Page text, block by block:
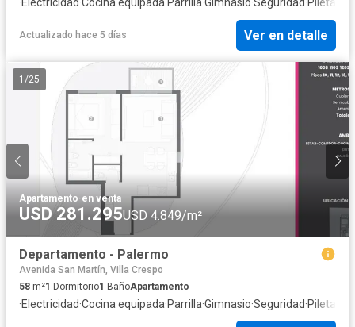
·Electricidad·Cocina equipada·Parrilla·Gimnasio·Seguridad·Pileta
Actualizado hace 5 días Ver en detalle
1 /25
Apartamento·en venta
USD 281.295USD 4.849/m²
Departamento - Palermo
Avenida San Martín, Villa Crespo
58 m²1 Dormitorio1 BañoApartamento
·Electricidad·Cocina equipada·Parrilla·Gimnasio·Seguridad·Pileta